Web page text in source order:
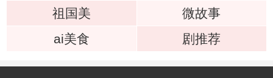
祖国美
微故事
ai美食
剧推荐